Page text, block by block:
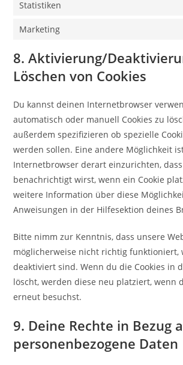
Statistiken
Marketing
8. Aktivierung/
Löschen von Cookies
Du kannst deinen Internetbrowser
automatisch oder manuell Cookies zu
außerdem spezifizieren ob spezielle
werden sollen. Eine andere Möglichkeit
Internetbrowser derart einzurichten,
benachrichtigt wirst, wenn ein Cookie
weitere Information über diese
Anweisungen in der Hilfesektion deines
Bitte nimm zur Kenntnis, dass unsere
möglicherweise nicht richtig funktioniert,
deaktiviert sind. Wenn du die Cookies in
löscht, werden diese neu platziert, wenn
erneut besuchst.
9. Deine Rechte in Bezug
personenbezogene Daten